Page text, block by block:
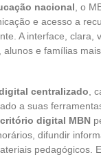
nacional , o
e acesso a
A interface, clara,
alunos e famílias
centralizado ,
a suas
digital MBN
difundir
pedagógicos.